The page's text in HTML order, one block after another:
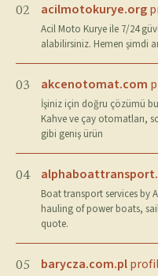
02 acilmotokurye.org
Acil Moto Kurye ile 7/24
alabilirsiniz. Hemen şimdi
03 akcenotomat.com
İşiniz için doğru çözümü
Kahve ve çay otomatları,
gibi geniş ürün
04
Boat transport services by
hauling of power boats,
quote.
05 barycza.com.pl